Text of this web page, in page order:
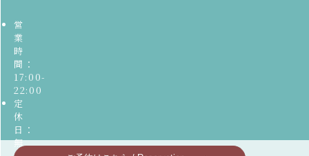
営
業
時
間：
17:00-
22:00
定
休
日：
無